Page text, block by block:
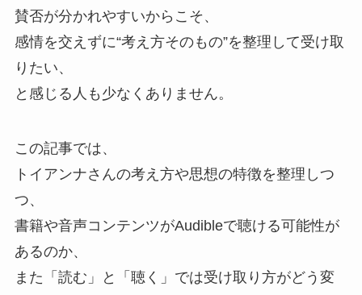
賛否が分かれやすいからこそ、
感情を交えずに“考え方そのもの”を整理して受け取
りたい、
と感じる人も少なくありません。
この記事では、
トイアンナさんの考え方や思想の特徴を整理しつ
つ、
書籍や音声コンテンツがAudibleで聴ける可能性が
あるのか、
また「読む」と「聴く」では受け取り方がどう変